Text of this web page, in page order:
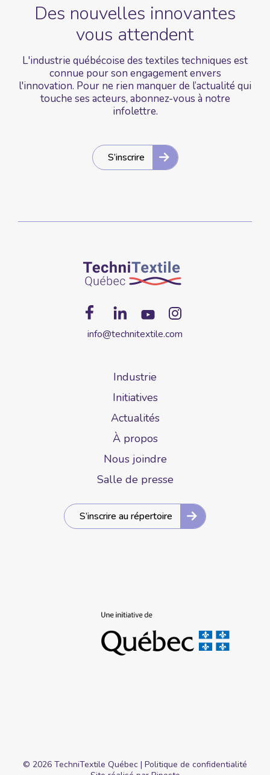
Des nouvelles innovantes
vous attendent
L'industrie québécoise des textiles techniques est
connue pour son engagement envers
l'innovation. Pour ne rien manquer de l’actualité qui
touche ses acteurs, abonnez-vous à notre
infolettre.
S’inscrire
info@technitextile.com
Industrie
Initiatives
Actualités
À propos
Nous joindre
Salle de presse
S’inscrire au répertoire
© 2026 TechniTextile Québec | Politique de confidentialité